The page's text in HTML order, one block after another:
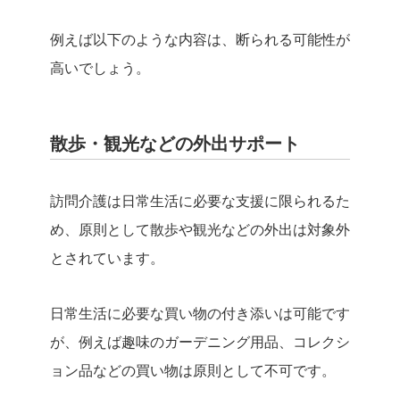
例えば以下のような内容は、断られる可能性が
高いでしょう。
散歩・観光などの外出サポート
訪問介護は日常生活に必要な支援に限られるた
め、原則として散歩や観光などの外出は対象外
とされています。
日常生活に必要な買い物の付き添いは可能です
が、例えば趣味のガーデニング用品、コレクシ
ョン品などの買い物は原則として不可です。